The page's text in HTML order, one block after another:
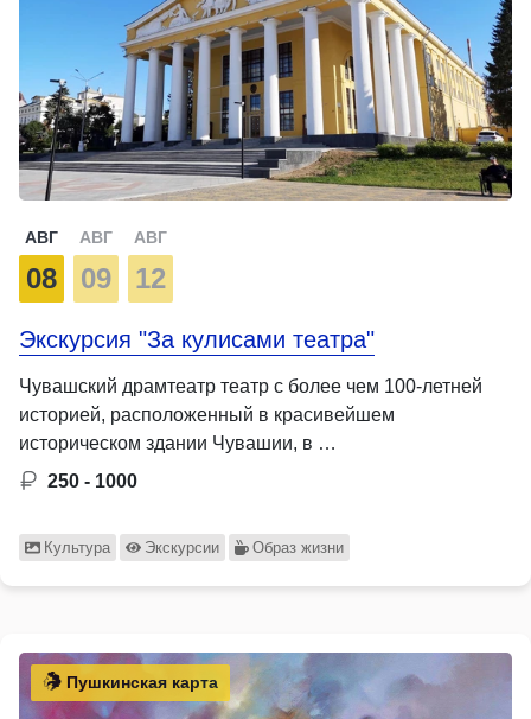
АВГ
08
АВГ
09
АВГ
12
Экскурсия "За кулисами театра"
Чувашский драмтеатр театр с более чем 100-летней
историей, расположенный в красивейшем
историческом здании Чувашии, в …
250 - 1000
Культура Экскурсии Образ жизни
Пушкинская карта